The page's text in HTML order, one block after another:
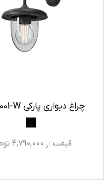
چراغ دیواری پارکی PLX 8001-W
قیمت از 4,790,000 تومان